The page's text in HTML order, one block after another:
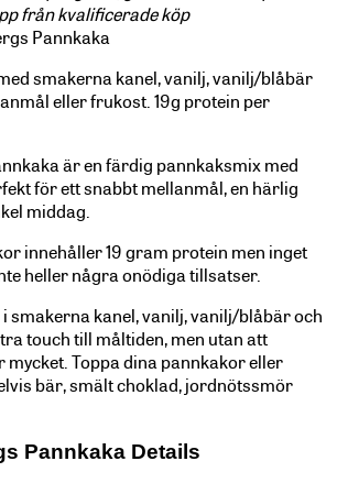
från kvalificerade köp
Pannkaka
smakerna kanel, vanilj, vanilj/blåbär
eller frukost. 19g protein per
är en färdig pannkaksmix med
för ett snabbt mellanmål, en härlig
middag.
innehåller 19 gram protein men inget
heller några onödiga tillsatser.
smakerna kanel, vanilj, vanilj/blåbär och
touch till måltiden, men utan att
Toppa dina pannkakor eller
bär, smält choklad, jordnötssmör
Pannkaka Details